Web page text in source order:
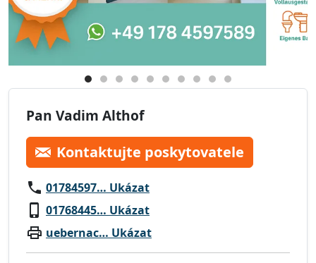
Pan Vadim Althof
Kontaktujte poskytovatele
01784597… Ukázat
01768445… Ukázat
uebernac… Ukázat